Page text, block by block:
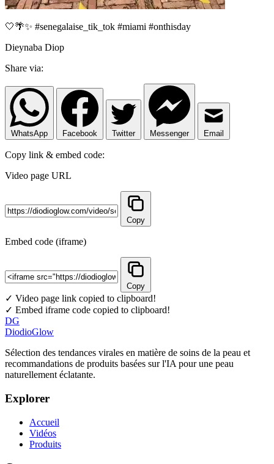
🤍🌴✨ #senegalaise_tik_tok #miami #onthisday
Dieynaba Diop
Share via:
WhatsApp Facebook Twitter Messenger Email
Copy link & embed code:
Video page URL
Copy
Embed code (iframe)
Copy
✓ Video page link copied to clipboard!
✓ Embed iframe code copied to clipboard!
DG
DiodioGlow
Sélection des tendances virales en matière de soins de la peau et
recommandations de produits basées sur l'IA pour une peau
naturellement éclatante.
Explorer
Accueil
Vidéos
Produits